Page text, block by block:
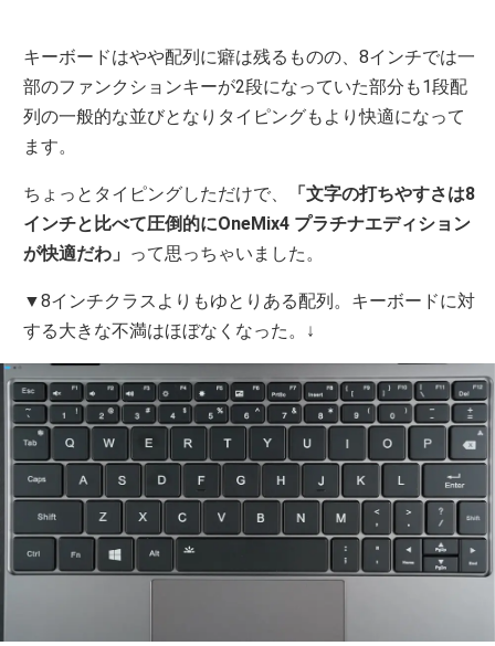
キーボードはやや配列に癖は残るものの、8インチでは一
部のファンクションキーが2段になっていた部分も1段配
列の一般的な並びとなりタイピングもより快適になって
ます。
ちょっとタイピングしただけで、
「文字の打ちやすさは8
インチと比べて圧倒的にOneMix4 プラチナエディション
が快適だわ」 って思っちゃいました。
▼8インチクラスよりもゆとりある配列。キーボードに対
する大きな不満はほぼなくなった。↓